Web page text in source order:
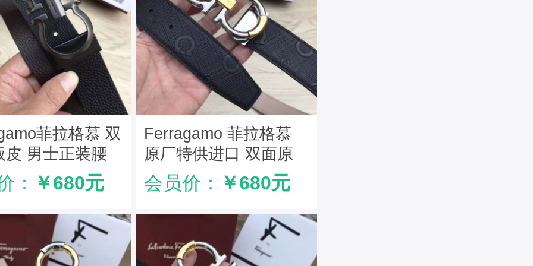
菲拉格慕 双
皮 男士正装腰
休闲款 荔枝纹
： ￥680元
Ferragamo 菲拉格慕
原厂特供进口 双面原
版皮 正装腰带 印花银
扣
会员价： ￥680元